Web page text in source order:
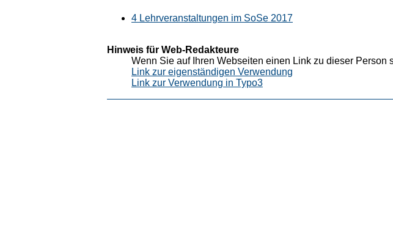
4 Lehrveranstaltungen im SoSe 2017
Hinweis für Web-Redakteure
Wenn Sie auf Ihren Webseiten einen Link zu dieser
Link zur eigenständigen Verwendung
Link zur Verwendung in Typo3